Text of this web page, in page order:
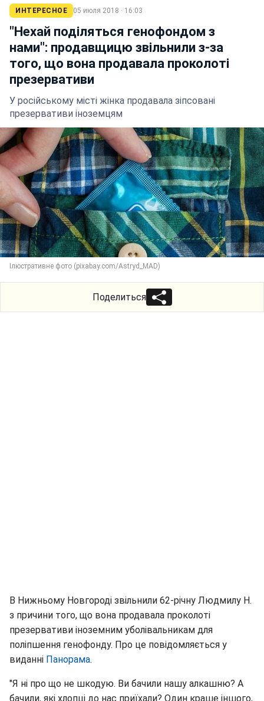
ИНТЕРЕСНОЕ 05 июля 2018 · 16:03
"Нехай поділяться генофондом з
нами": продавщицю звільнили з-за
того, що вона продавала проколоті
презервативи
У російському місті жінка продавала зіпсовані
презервативи іноземцям
Ілюстративне фото (pixabay.com/Astryd_MAD)
Поделиться
В Нижньому Новгороді звільнили 62-річну Людмилу Н.
з причини того, що вона продавала проколоті
презервативи іноземним уболівальникам для
поліпшення генофонду. Про це повідомляється у
виданні Панорама.
"Я ні про що не шкодую. Ви бачили нашу алкашню? А
бачили, які хлопці до нас приїхали? Один краше іншого,